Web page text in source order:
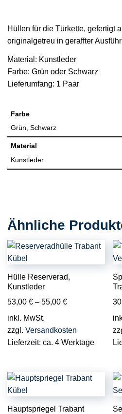
Hüllen für die Türkette, gefertigt
originalgetreu in geraffter
Material: Kunstleder
Farbe: Grün oder Schwarz
Lieferumfang: 1 Paar
Farbe
Grün, Schwarz
Material
Kunstleder
Ähnliche
Hülle Reserverad,
Kunstleder
53,00 € – 55,00 €
inkl. MwSt.
zzgl. Versandkosten
Lieferzeit: ca. 4 Werktage
Hauptspriegel Trabant